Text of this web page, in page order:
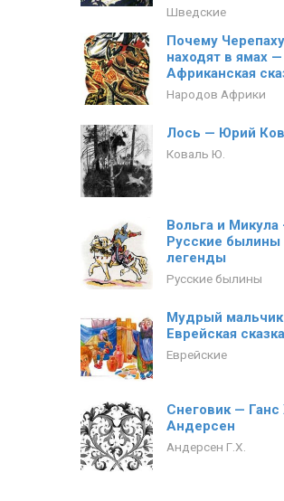
Шведские
Почему
находят в ямах —
Африканская
Народов Африки
Лось — Юрий
Коваль Ю.
Вольга и Микула
Русские былины
легенды
Русские былины
Мудрый
Еврейская сказка
Еврейские
Снеговик — Ганс
Андерсен
Андерсен Г.Х.